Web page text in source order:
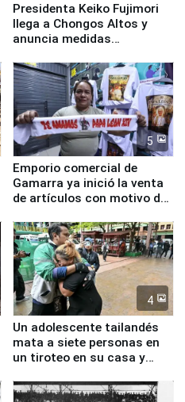
Presidenta Keiko Fujimori
llega a Chongos Altos y
anuncia medidas
educación, salud y empleo
5
Emporio comercial de
Gamarra ya inició la venta
de artículos con motivo de
4
Un adolescente tailandés
mata a siete personas en
un tiroteo en su casa y